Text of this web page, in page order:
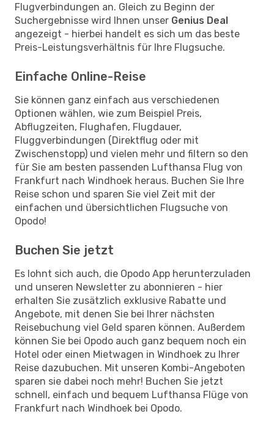
Flugverbindungen an. Gleich zu Beginn der
Suchergebnisse wird Ihnen unser Genius Deal
angezeigt - hierbei handelt es sich um das beste
Preis-Leistungsverhältnis für Ihre Flugsuche.
Einfache Online-Reise
Sie können ganz einfach aus verschiedenen
Optionen wählen, wie zum Beispiel Preis,
Abflugzeiten, Flughafen, Flugdauer,
Fluggverbindungen (Direktflug oder mit
Zwischenstopp) und vielen mehr und filtern so den
für Sie am besten passenden Lufthansa Flug von
Frankfurt nach Windhoek heraus. Buchen Sie Ihre
Reise schon und sparen Sie viel Zeit mit der
einfachen und übersichtlichen Flugsuche von
Opodo!
Buchen Sie jetzt
Es lohnt sich auch, die Opodo App herunterzuladen
und unseren Newsletter zu abonnieren - hier
erhalten Sie zusätzlich exklusive Rabatte und
Angebote, mit denen Sie bei Ihrer nächsten
Reisebuchung viel Geld sparen können. Außerdem
können Sie bei Opodo auch ganz bequem noch ein
Hotel oder einen Mietwagen in Windhoek zu Ihrer
Reise dazubuchen. Mit unseren Kombi-Angeboten
sparen sie dabei noch mehr! Buchen Sie jetzt
schnell, einfach und bequem Lufthansa Flüge von
Frankfurt nach Windhoek bei Opodo.